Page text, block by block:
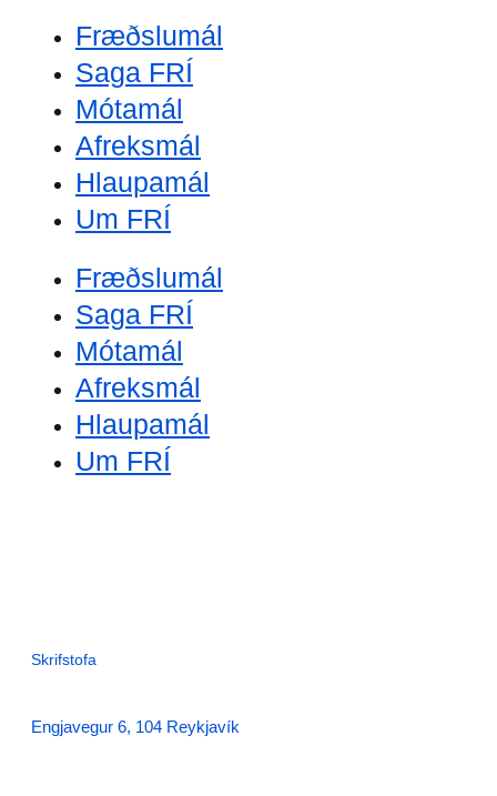
Fræðslumál
Saga FRÍ
Mótamál
Afreksmál
Hlaupamál
Um FRÍ
Fræðslumál
Saga FRÍ
Mótamál
Afreksmál
Hlaupamál
Um FRÍ
Skrifstofa
Engjavegur 6, 104 Reykjavík